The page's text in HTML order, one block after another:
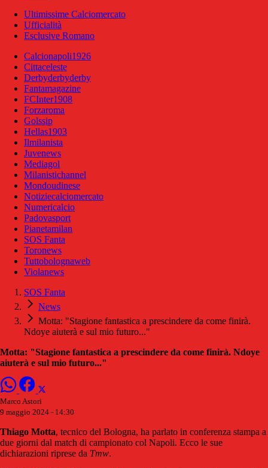
Ultimissime Calciomercato
Ufficialità
Esclusive Romano
Calcionapoli1926
Cittaceleste
Derbyderbyderby
Fantamagazine
FCInter1908
Forzaroma
Golssip
Hellas1903
Ilmilanista
Juvenews
Mediagol
Milanistichannel
Mondoudinese
Notiziecalciomercato
Numericalcio
Padovasport
Pianetamilan
SOS Fanta
Toronews
Tuttobolognaweb
Violanews
SOS Fanta
News
Motta: "Stagione fantastica a prescindere da come finirà.
Ndoye aiuterà e sul mio futuro..."
Motta: "Stagione fantastica a prescindere da come finirà. Ndoye
aiuterà e sul mio futuro..."
Marco Astori
9 maggio 2024 - 14:30
Thiago Motta, tecnico del Bologna, ha parlato in conferenza stampa a
due giorni dal match di campionato col Napoli. Ecco le sue
dichiarazioni riprese da Tmw.